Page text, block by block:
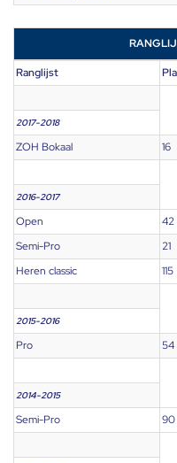
Ranglijst
2017-2018
ZOH Bokaal 16
2016-2017
Open 42
Semi-Pro
21
Heren classic
115
2015-2016
Pro 54
2014-2015
Semi-Pro 90